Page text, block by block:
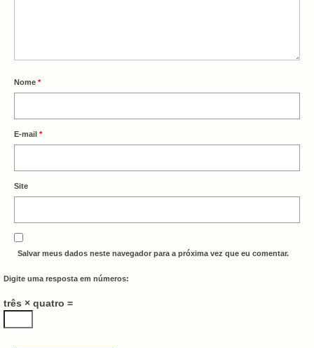
Nome *
E-mail *
Site
Salvar meus dados neste navegador para a próxima vez que eu comentar.
Digite uma resposta em números:
três × quatro =